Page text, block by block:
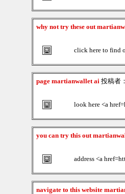
why not try these out
click here to find
page martianwallet ai投稿者：
look here <a
you can try this out
address <a
navigate to this website